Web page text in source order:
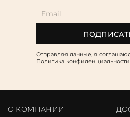
Отправляя данные, я
Политика конфиденциальности
О КОМПАНИИ